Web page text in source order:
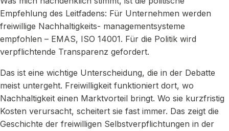
Empfehlung des Leitfadens: Für Unternehmen werden
freiwillige Nachhaltigkeits- managementsysteme
empfohlen – EMAS, ISO 14001. Für die Politik wird
verpflichtende Transparenz gefordert.
Das ist eine wichtige Unterscheidung, die in der Debatte
meist untergeht. Freiwilligkeit funktioniert dort, wo
Nachhaltigkeit einen Marktvorteil bringt. Wo sie kurzfristig
Kosten verursacht, scheitert sie fast immer. Das zeigt die
Geschichte der freiwilligen Selbstverpflichtungen in der